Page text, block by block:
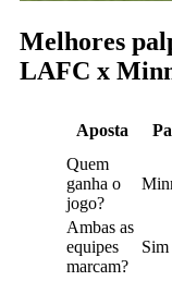
Melhores
LAFC x
Aposta
Quem
ganha o
jogo?
Ambas as
equipes
marcam?
Sim